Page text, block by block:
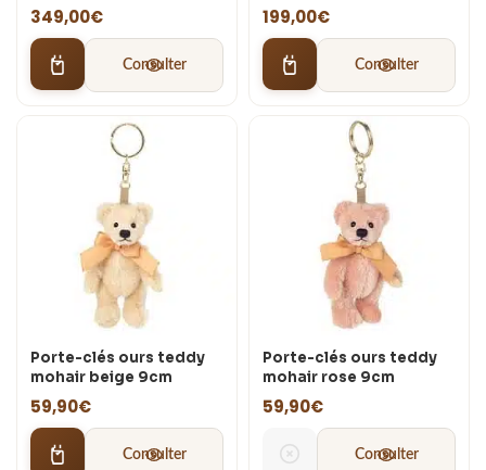
349,00€
Consulter
199,00€
Consulter
Porte-clés ours teddy
mohair beige 9cm
59,90€
Consulter
Porte-clés ours teddy
mohair rose 9cm
59,90€
Consulter